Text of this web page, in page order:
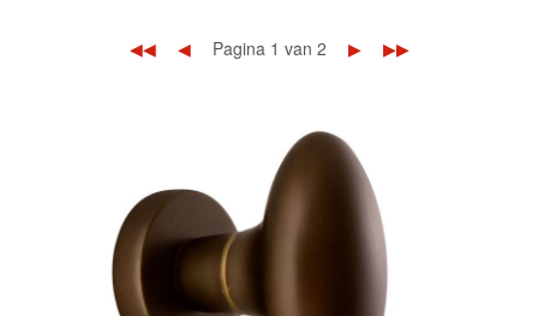
◀◀ ◀ Pagina 1 van 2 ▶ ▶▶